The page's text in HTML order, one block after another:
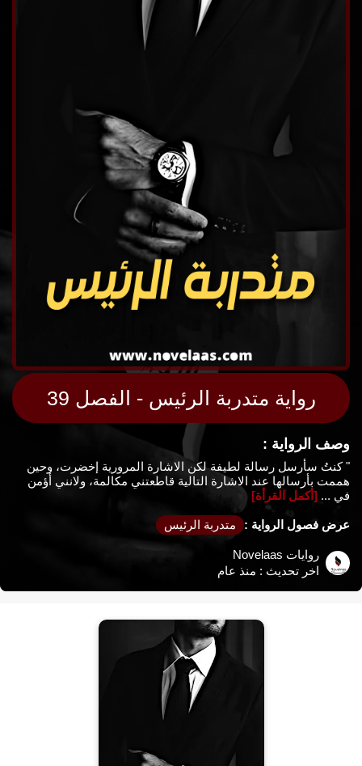
رواية الزهور هي الطُعم - الفصل 89
رواية متدربة الرئيس - الفصل 39
وصف الرواية :
" كنتُ سأرسل رسالة لطيفة لكن الاشارة المرورية إخضرت، وحين
هممت بأرسالها عند الاشارة التالية قاطعتني مكالمة، ولانني أؤمن
في ... [أكمل القرأة]
عرض فصول الرواية : متدربة الرئيس
روايات Novelaas
اخر تحديث : منذ عام